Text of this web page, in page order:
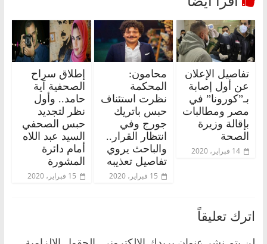
تفاصيل الإعلان
عن أول إصابة
بـ”كورونا” في
مصر ومطالبات
بإقالة وزيرة
الصحة
14 فبراير، 2020
محامون:
المحكمة
نظرت استئناف
حبس باتريك
جورج وفي
انتظار القرار..
والباحث يروي
تفاصيل تعذيبه
15 فبراير، 2020
إطلاق سراح
الصحفية آية
حامد.. وأول
نظر لتجديد
حبس الصحفي
السيد عبد اللاه
أمام دائرة
المشورة
15 فبراير، 2020
اترك تعليقاً